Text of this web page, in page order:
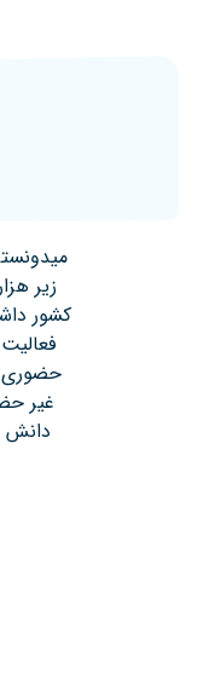
زیر
کشور
حضوری
غیر
دانش